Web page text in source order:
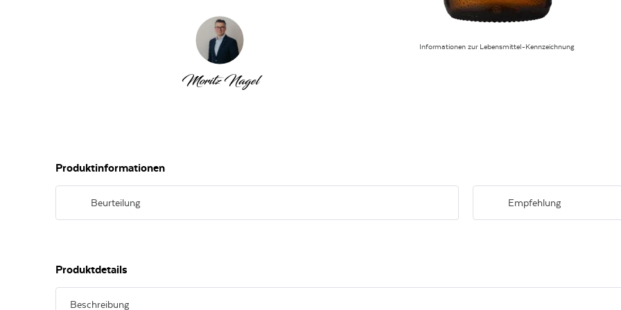
Informationen zur Lebensmittel-Kennzeichnung
Moritz Nagel
Produktinformationen
Beurteilung Empfehlung
Produktdetails
Beschreibung